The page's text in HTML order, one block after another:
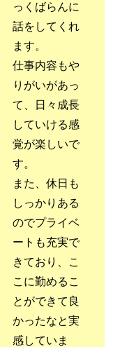
っくばらんに
話をしてくれ
ます。
仕事内容もや
りがいがあっ
て、日々成長
していける感
覚が楽しいで
す。
また、休日も
しっかりある
のでプライベ
ートも充実で
きており、こ
こに勤めるこ
とができて良
かったなと実
感していま